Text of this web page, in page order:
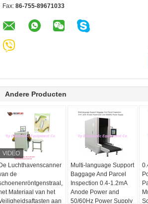
Fax: 86-755-89671033
Andere Producten
De Luchthavenscanner
de
het Materiaal van het
aan
Multi-language Support
Baggage And Parcel
Inspection 0.4-1.2mA
Anode Power and
50/60Hz Power Supply